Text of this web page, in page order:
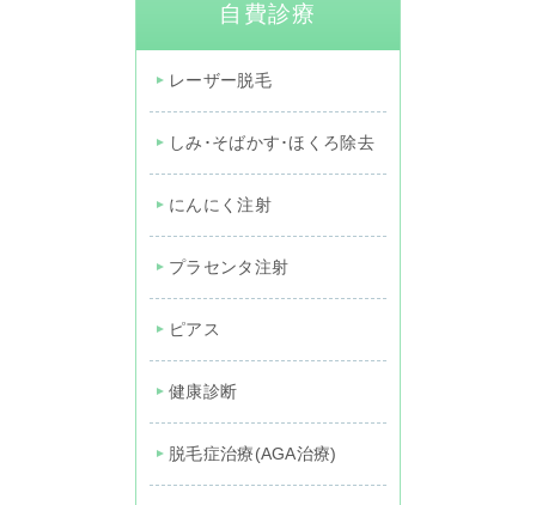
自費診療
レーザー脱毛
しみ･そばかす･ほくろ除去
にんにく注射
プラセンタ注射
ピアス
健康診断
脱毛症治療(AGA治療)